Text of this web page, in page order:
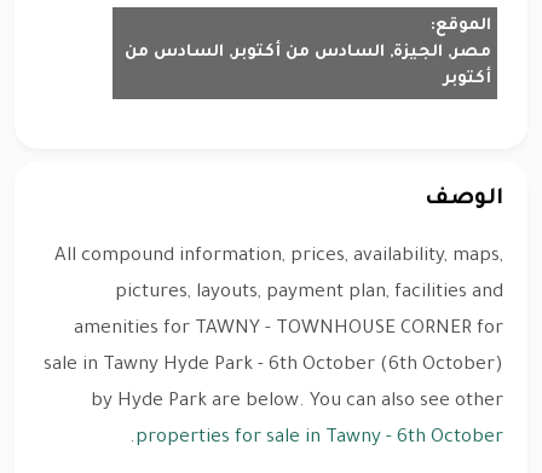
الموقع:
مصر, الجيزة, السادس من أكتوبر, السادس من
أكتوبر
الوصف
All compound information, prices, availability, maps,
pictures, layouts, payment plan, facilities and
amenities for TAWNY - TOWNHOUSE CORNER for
sale in Tawny Hyde Park - 6th October (6th October)
by Hyde Park are below. You can also see other
properties for sale in Tawny - 6th October
.